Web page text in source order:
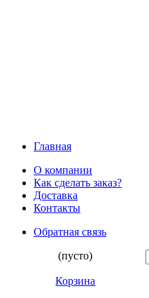
Главная
О компании
Как сделать заказ?
Доставка
Контакты
Обратная связь
(пусто)
Корзина